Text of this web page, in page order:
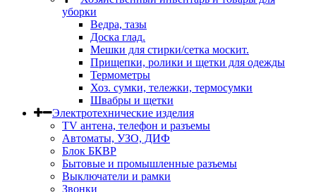
уборки
Ведра, тазы
Доска глад.
Мешки для стирки/сетка москит.
Прищепки, ролики и щетки для одежды
Термометры
Хоз. сумки, тележки, термосумки
Швабры и щетки
Электротехнические изделия
TV aнтена, телефон и разъемы
Автоматы, УЗО, ДИФ
Блок БКВР
Бытовые и промышленные разъемы
Выключатели и рамки
Звонки